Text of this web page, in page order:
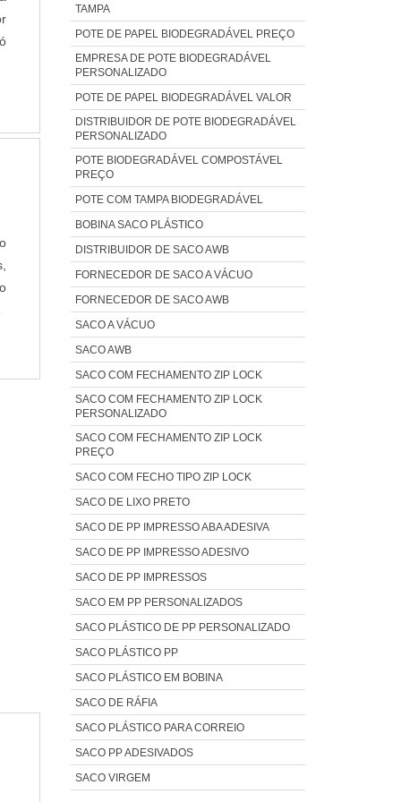
TAMPA
POTE DE PAPEL BIODEGRADÁVEL PREÇO
EMPRESA DE POTE BIODEGRADÁVEL
PERSONALIZADO
POTE DE PAPEL BIODEGRADÁVEL VALOR
DISTRIBUIDOR DE POTE BIODEGRADÁVEL
PERSONALIZADO
POTE BIODEGRADÁVEL COMPOSTÁVEL
PREÇO
POTE COM TAMPA BIODEGRADÁVEL
BOBINA SACO PLÁSTICO
DISTRIBUIDOR DE SACO AWB
FORNECEDOR DE SACO A VÁCUO
FORNECEDOR DE SACO AWB
SACO A VÁCUO
SACO AWB
SACO COM FECHAMENTO ZIP LOCK
SACO COM FECHAMENTO ZIP LOCK
PERSONALIZADO
SACO COM FECHAMENTO ZIP LOCK
PREÇO
SACO COM FECHO TIPO ZIP LOCK
SACO DE LIXO PRETO
SACO DE PP IMPRESSO ABA ADESIVA
SACO DE PP IMPRESSO ADESIVO
SACO DE PP IMPRESSOS
SACO EM PP PERSONALIZADOS
SACO PLÁSTICO DE PP PERSONALIZADO
SACO PLÁSTICO PP
SACO PLÁSTICO EM BOBINA
SACO DE RÁFIA
SACO PLÁSTICO PARA CORREIO
SACO PP ADESIVADOS
SACO VIRGEM